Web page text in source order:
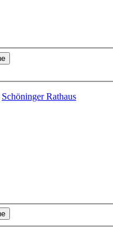
Schöninger Rathaus